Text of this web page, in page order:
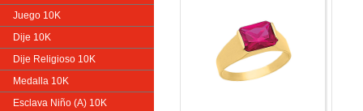
Juego 10K
Dije 10K
Dije Religioso 10K
Medalla 10K
Esclava Niño (A) 10K